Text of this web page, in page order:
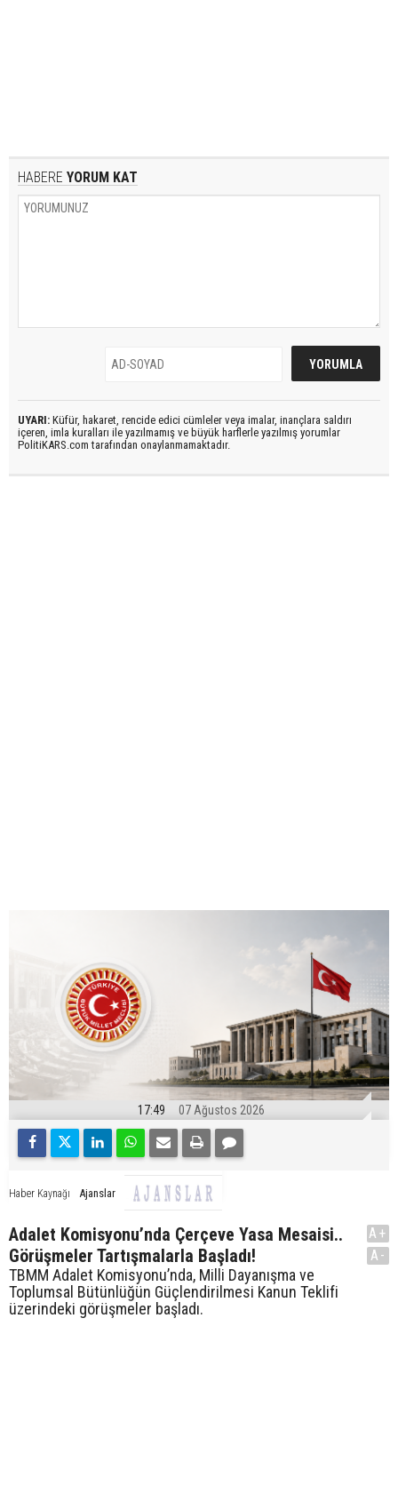
HABERE YORUM KAT
UYARI: Küfür, hakaret, rencide edici cümleler veya imalar, inançlara saldırı
içeren, imla kuralları ile yazılmamış ve büyük harflerle yazılmış yorumlar
PolitiKARS.com tarafından onaylanmamaktadır.
17:49 07 Ağustos 2026
Haber Kaynağı Ajanslar
Adalet Komisyonu’nda Çerçeve Yasa Mesaisi..
Görüşmeler Tartışmalarla Başladı!
TBMM Adalet Komisyonu’nda, Milli Dayanışma ve
Toplumsal Bütünlüğün Güçlendirilmesi Kanun Teklifi
üzerindeki görüşmeler başladı.
A+
A-